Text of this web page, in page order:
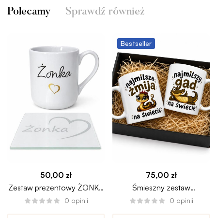
Polecamy Sprawdź również
50,00 zł
Zestaw prezentowy ŻONKA
kubek + podkładka
0 opinii
Bestseller
75,00 zł
Śmieszny zestaw
prezentowy dla pary
0 opinii